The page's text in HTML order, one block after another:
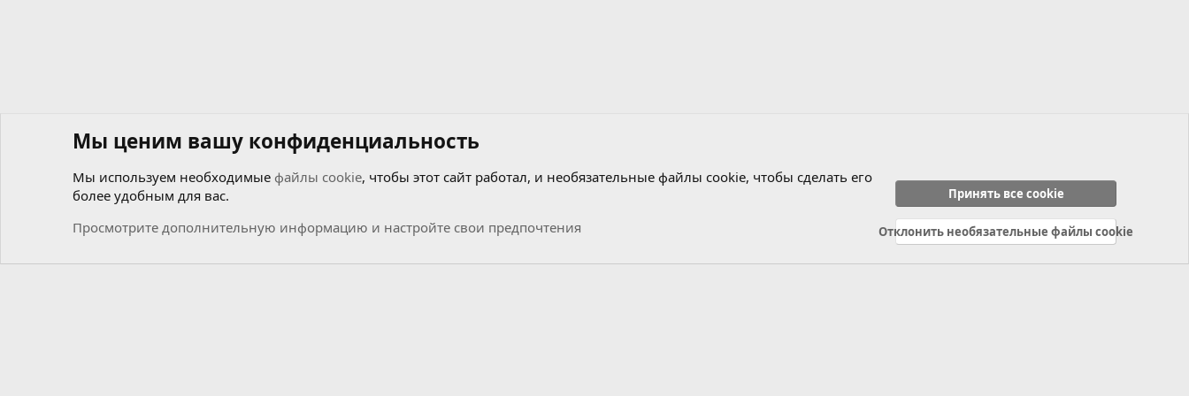
Форумы
Политика конфиденциальности Справка Главная
R
Мы ценим вашу конфиденциальность
Мы используем необходимые файлы cookie, чтобы этот сайт работал, и необязательные файлы cookie, чтобы сделать его
более удобным для вас.
Просмотрите дополнительную информацию и настройте свои предпочтения
Принять все cookie
Отклонить необязательные файлы cookie